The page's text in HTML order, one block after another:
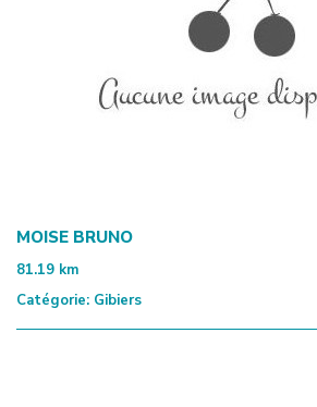
MOISE BRUNO
81.19 km
Catégorie: Gibiers